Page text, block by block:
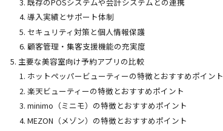
導入実績とサポート体制
セキュリティ対策と個人情報保護
顧客管理・集客支援機能の充実度
主要な美容室向け予約アプリの比較
ホットペッパービューティーの特徴とおすすめポイント
楽天ビューティーの特徴とおすすめポイント
minimo（ミニモ）の特徴とおすすめポイント
MEZON（メゾン）の特徴とおすすめポイント